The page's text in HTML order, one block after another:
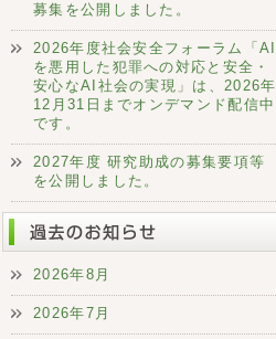
募集を公開しました。
2026年度社会安全フォーラム「AI
を悪用した犯罪への対応と安全・
安心なAI社会の実現」は、2026年
12月31日までオンデマンド配信中
です。
2027年度 研究助成の募集要項等
を公開しました。
2026年8月
2026年7月